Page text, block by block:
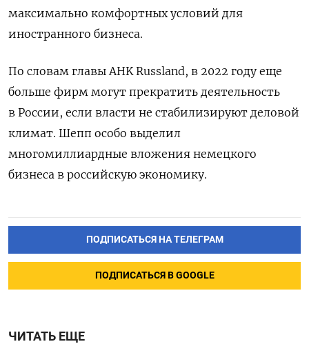
максимально комфортных условий для
иностранного бизнеса.
По словам главы AHK Russland, в 2022 году еще
больше фирм могут прекратить деятельность
в России, если власти не стабилизируют деловой
климат. Шепп особо выделил
многомиллиардные вложения немецкого
бизнеса в российскую экономику.
ПОДПИСАТЬСЯ НА ТЕЛЕГРАМ
ПОДПИСАТЬСЯ В GOOGLE
ЧИТАТЬ ЕЩЕ